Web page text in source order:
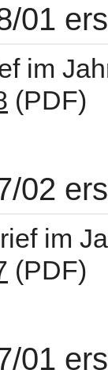
01
im
(PDF)
02
im
(PDF)
01